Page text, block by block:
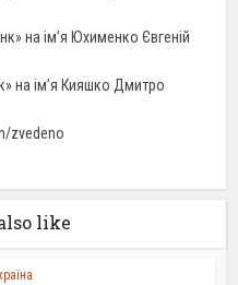
на ім’я Юхименко Євгеній
на ім’я Кияшко Дмитро
zvedeno
like